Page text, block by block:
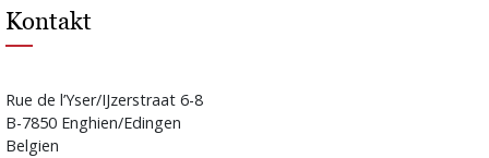
Kontakt
Rue de l’Yser/IJzerstraat 6-8
B-7850 Enghien/Edingen
Belgien